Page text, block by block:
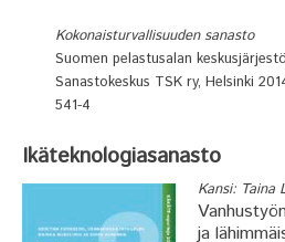
Kokonaisturvallisuuden sanasto
Suomen pelastusalan
Sanastokeskus TSK ry, Helsinki
541-4
Ikäteknologiasanasto
Kansi: Taina
ja